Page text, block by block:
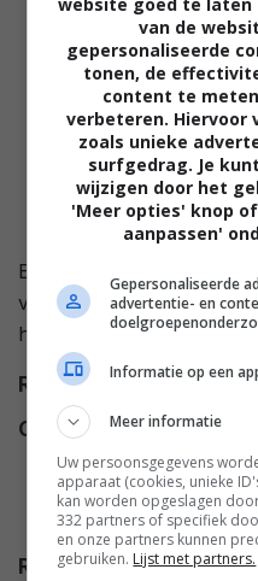
Een paar magische
vakantie waardoor ze
herontdekken en de
Regie Robin
Cast
Drew
Runyan
Wang,
Release
van de
gepersonaliseerde
tonen, de
content te
verbeteren. Hiervoor
zoals unieke
surfgedrag. Je
wijzigen door het
'Meer opties' knop
aanpassen'
Gepersonaliseerde
advertentie- en
Informatie op een
Meer informatie
Uw persoonsgegevens
apparaat (cookies, unieke
kan worden opgeslagen
332 partners of specifiek
en onze partners kunnen
gebruiken. Lijst met partners.